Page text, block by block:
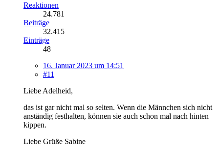
Reaktionen
24.781
Beiträge
32.415
Einträge
48
16. Januar 2023 um 14:51
#11
Liebe Adelheid,
das ist gar nicht mal so selten. Wenn die Männchen sich nicht
anständig festhalten, können sie auch schon mal nach hinten
kippen.
Liebe Grüße Sabine